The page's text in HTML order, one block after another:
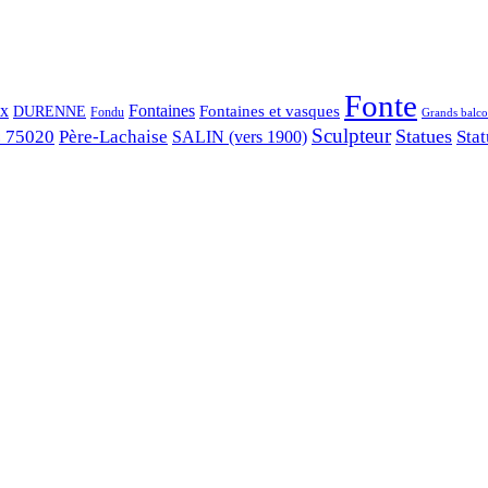
DURENNE Fondu Fontaines Fontaines et vasques Fonte Grands
75020 Père-Lachaise SALIN (vers 1900) Sculpteur Statues